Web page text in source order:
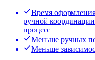
Время
ручной
процесс
Меньше ручных
Меньше